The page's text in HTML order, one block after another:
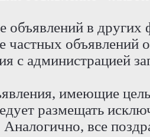
объявлений в
частных объявлений
с администрацией
имеющие
размещать
все